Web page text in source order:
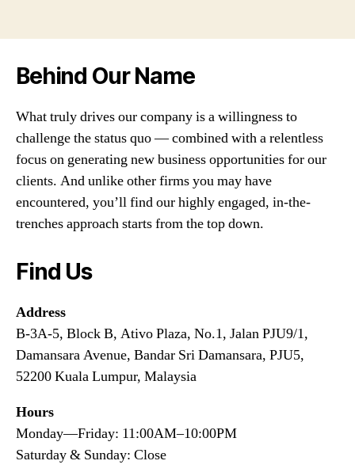
Behind Our Name
What truly drives our company is a willingness to
challenge the status quo — combined with a relentless
focus on generating new business opportunities for our
clients. And unlike other firms you may have
encountered, you’ll find our highly engaged, in-the-
trenches approach starts from the top down.
Find Us
Address
B-3A-5, Block B, Ativo Plaza, No.1, Jalan PJU9/1,
Damansara Avenue, Bandar Sri Damansara, PJU5,
52200 Kuala Lumpur, Malaysia
Hours
Monday—Friday: 11:00AM–10:00PM
Saturday & Sunday: Close